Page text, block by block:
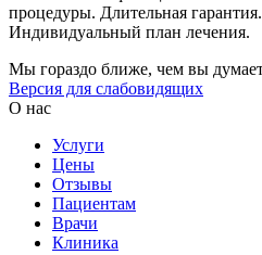
процедуры. Длительная
Индивидуальный план лечения.
Мы гораздо ближе, чем вы
Версия для слабовидящих
О нас
Услуги
Цены
Отзывы
Пациентам
Врачи
Клиника